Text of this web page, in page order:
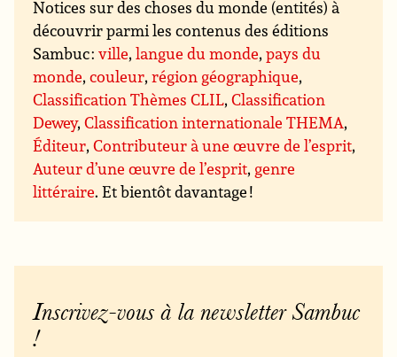
Notices sur des choses du monde (entités) à
découvrir parmi les contenus des éditions
Sambuc :ville,langue du monde,pays du
monde,couleur,région géographique,
Classification Thèmes CLIL,Classification
Dewey,Classification internationale THEMA,
Éditeur,Contributeur à une œuvre de l’esprit,
Auteur d’une œuvre de l’esprit, genre
littéraire. Et bientôt davantage !
Inscrivez-vous à la newsletter Sambuc
!